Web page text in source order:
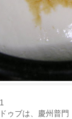
ゥブは、慶州普